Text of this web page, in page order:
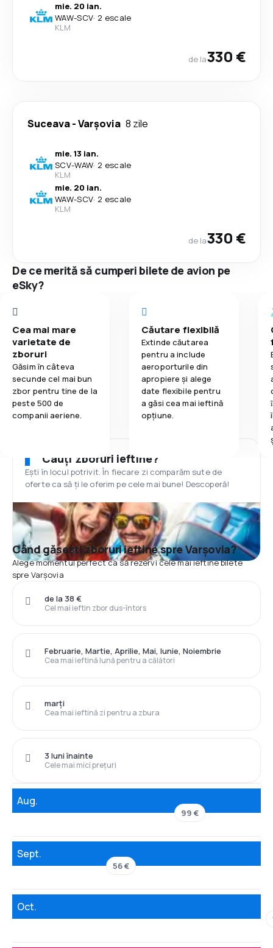
mie. 20 ian.
WAW-SCV· 2 escale
KLM
de la330 €
Suceava-Varşovia 8 zile
mie. 13 ian.
SCV-WAW· 2 escale
KLM
mie. 20 ian.
WAW-SCV· 2 escale
KLM
de la330 €
De ce merită să cumperi bilete de avion pe
eSky?
Cea mai mare
varietate de
zboruri
Găsim în câteva
secunde cel mai bun
zbor pentru tine de la
peste 500 de
companii aeriene.
Căutare flexibilă
Extinde căutarea
pentru a include
aeroporturile din
apropiere și alege
date flexibile pentru
a găsi cea mai ieftină
opțiune.
Cauți zboruri ieftine?
Ești în locul potrivit. În fiecare zi comparăm sute de
oferte ca să ți le oferim pe cele mai bune! Descoperă!
Când găsești zboruri ieftine spre Varşovia?
Alege momentul perfect ca să rezervi cele mai ieftine bilete
spre Varşovia
Cel mai ieftin zbor dus-întors
de la 38 €
Cea mai ieftină lună pentru a călători
Februarie, Martie, Aprilie, Mai, Iunie, Noiembrie
Cea mai ieftină zi pentru a zbura
marți
Cele mai mici prețuri
3 luni înainte
Aug.
99 €
Sept.
56 €
Oct.